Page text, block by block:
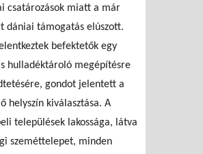
csatározások miatt a már
dániai támogatás elúszott.
befektetők egy
hulladéktároló megépítésre
gondot jelentett a
helyszín kiválasztása. A
települések lakossága, látva
szeméttelepet, minden